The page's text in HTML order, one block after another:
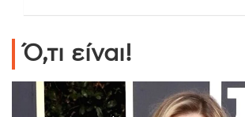
Ό,τι είναι!